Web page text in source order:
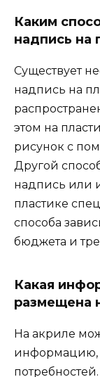
Каким
надпись на
Существует
надпись на
этом на
рисунок с
Другой
надпись или
пластике
способа
бюджета и
Какая
размещена
На акриле
информацию,